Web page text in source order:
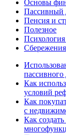
Основы
Пассивный
Пенсия и
Полезное
Психология
Как
условий
Как
с
Как